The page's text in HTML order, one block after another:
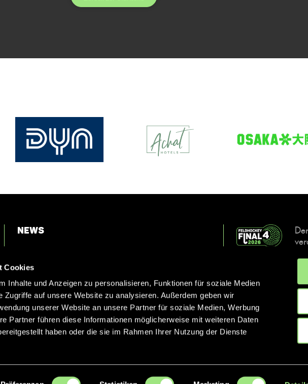
Cookies
Inhalte und Anzeigen zu personalisieren, Funktionen für soziale Medien
Zugriffe auf unsere Website zu analysieren. Außerdem geben wir
unserer Website an unsere Partner für soziale Medien, Werbung
Partner führen diese Informationen möglicherweise mit weiteren Daten
haben oder die sie im Rahmen Ihrer Nutzung der Dienste
News
Kontakt
IMPRESSUM